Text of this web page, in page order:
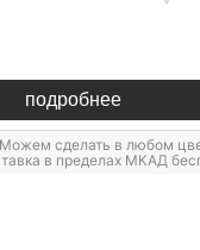
подробнее
сделать в любом
в пределах МКАД